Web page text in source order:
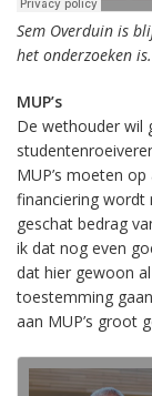
Sem Overduin is
het onderzoeken is.
MUP’s
De wethouder wil
MUP’s moeten
financiering wordt
geschat bedrag
ik dat nog even
dat hier gewoon
toestemming
aan MUP’s groot